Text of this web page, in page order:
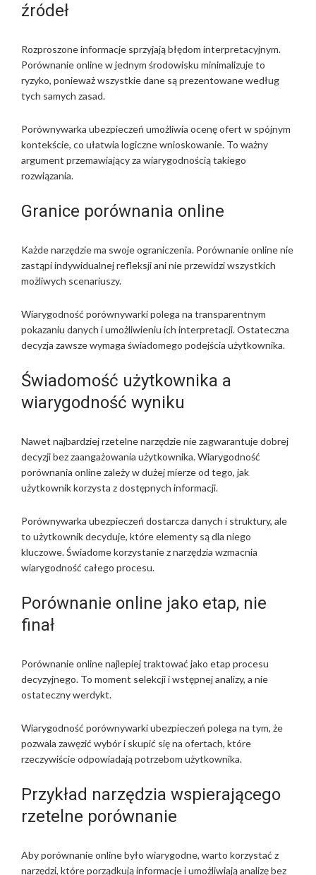
źródeł
Rozproszone informacje sprzyjają błędom interpretacyjnym.
Porównanie online w jednym środowisku minimalizuje to
ryzyko, ponieważ wszystkie dane są prezentowane według
tych samych zasad.
Porównywarka ubezpieczeń umożliwia ocenę ofert w spójnym
kontekście, co ułatwia logiczne wnioskowanie. To ważny
argument przemawiający za wiarygodnością takiego
rozwiązania.
Granice porównania online
Każde narzędzie ma swoje ograniczenia. Porównanie online nie
zastąpi indywidualnej refleksji ani nie przewidzi wszystkich
możliwych scenariuszy.
Wiarygodność porównywarki polega na transparentnym
pokazaniu danych i umożliwieniu ich interpretacji. Ostateczna
decyzja zawsze wymaga świadomego podejścia użytkownika.
Świadomość użytkownika a
wiarygodność wyniku
Nawet najbardziej rzetelne narzędzie nie zagwarantuje dobrej
decyzji bez zaangażowania użytkownika. Wiarygodność
porównania online zależy w dużej mierze od tego, jak
użytkownik korzysta z dostępnych informacji.
Porównywarka ubezpieczeń dostarcza danych i struktury, ale
to użytkownik decyduje, które elementy są dla niego
kluczowe. Świadome korzystanie z narzędzia wzmacnia
wiarygodność całego procesu.
Porównanie online jako etap, nie
finał
Porównanie online najlepiej traktować jako etap procesu
decyzyjnego. To moment selekcji i wstępnej analizy, a nie
ostateczny werdykt.
Wiarygodność porównywarki ubezpieczeń polega na tym, że
pozwala zawęzić wybór i skupić się na ofertach, które
rzeczywiście odpowiadają potrzebom użytkownika.
Przykład narzędzia wspierającego
rzetelne porównanie
Aby porównanie online było wiarygodne, warto korzystać z
narzędzi, które porządkują informacje i umożliwiają analizę bez